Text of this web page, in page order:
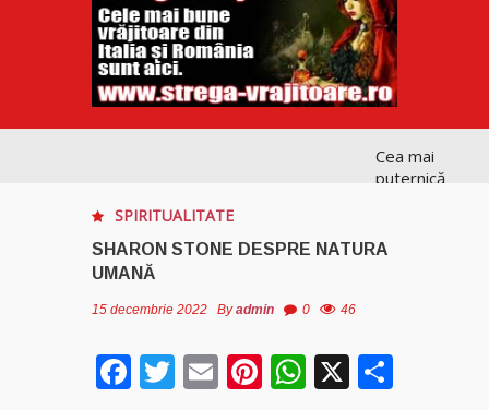
Cea mai
puternică
albă și
Elena Natașa
SPIRITUALITATE
SHARON STONE DESPRE NATURA
UMANĂ
15 decembrie 2022 Byadmin 0 46
Facebook
Twitter
EmailPinterest
WhatsApp
X